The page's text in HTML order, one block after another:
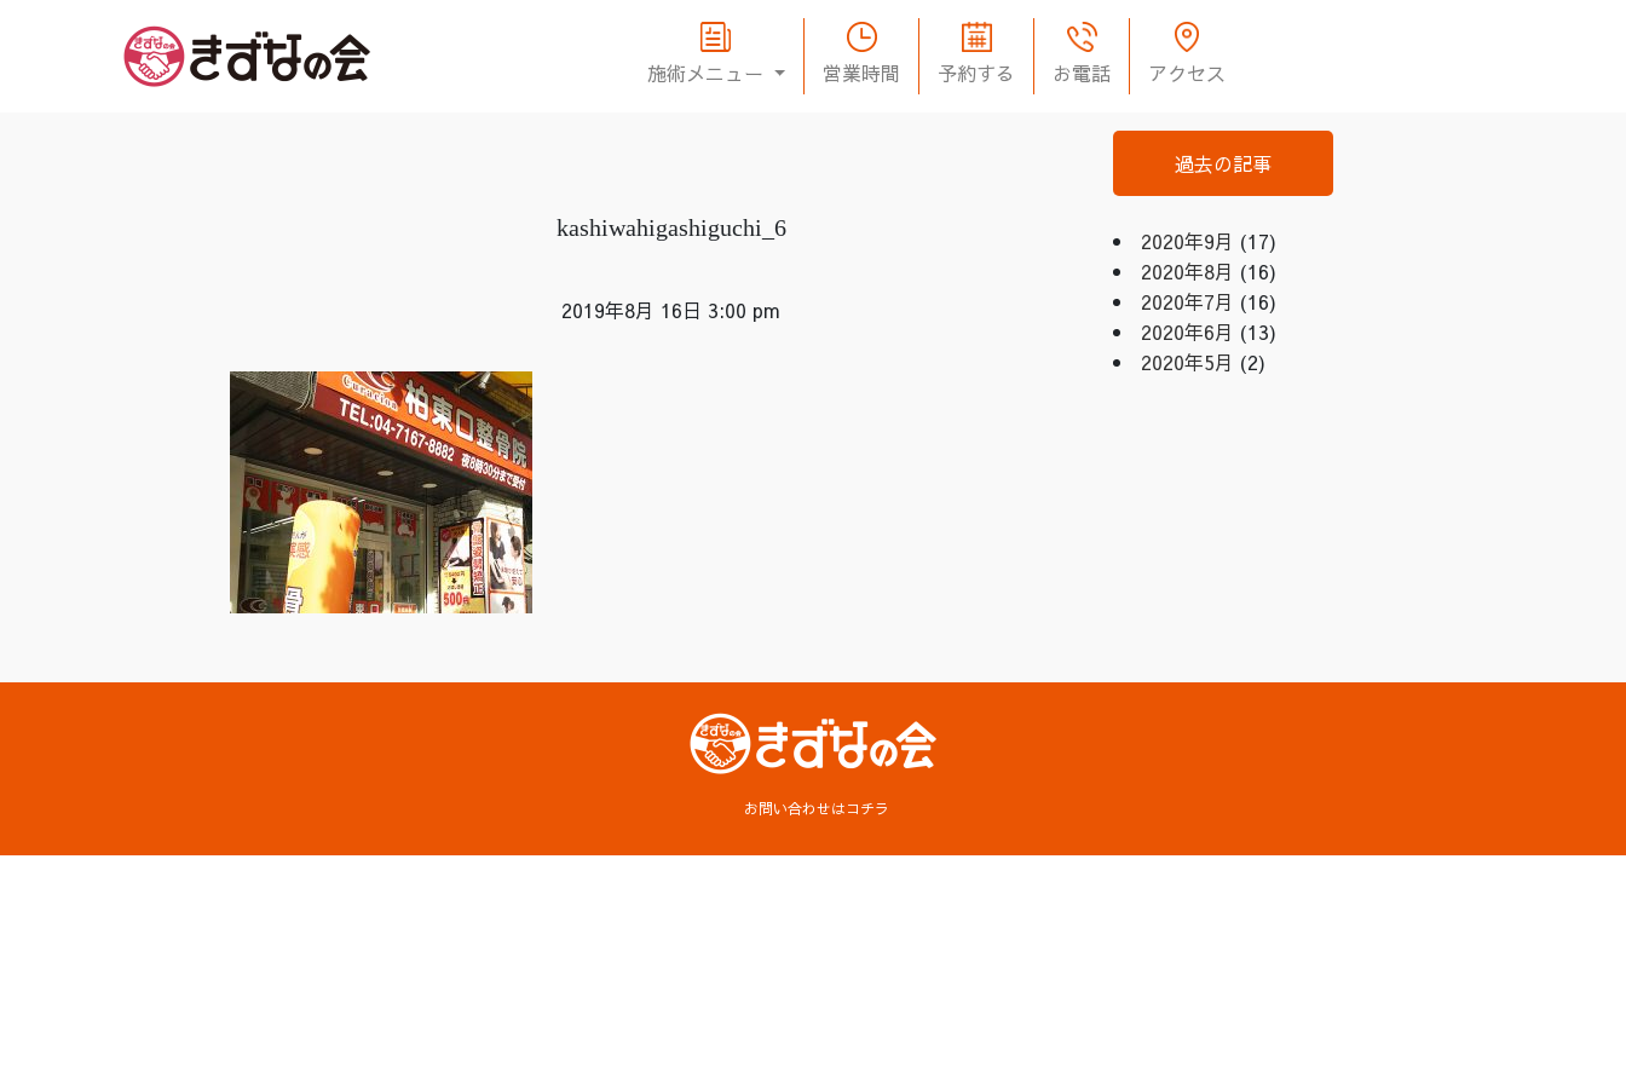
施術メニュー 営業時間 予約する お電話 アクセス
kashiwahigashiguchi_6
2019年8月 16日 3:00 pm
過去の記事
2020年9月 (17)
2020年8月 (16)
2020年7月 (16)
2020年6月 (13)
2020年5月 (2)
お問い合わせはコチラ